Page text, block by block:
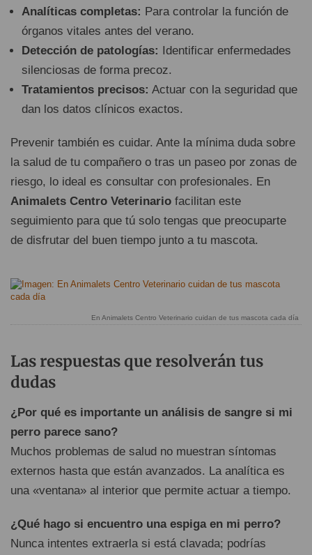
Analíticas completas: Para controlar la función de
órganos vitales antes del verano.
Detección de patologías: Identificar enfermedades
silenciosas de forma precoz.
Tratamientos precisos: Actuar con la seguridad que
dan los datos clínicos exactos.
Prevenir también es cuidar. Ante la mínima duda sobre
la salud de tu compañero o tras un paseo por zonas de
riesgo, lo ideal es consultar con profesionales. En
Animalets Centro Veterinario facilitan este
seguimiento para que tú solo tengas que preocuparte
de disfrutar del buen tiempo junto a tu mascota.
En Animalets Centro Veterinario cuidan de tus mascota cada día
Las respuestas que resolverán tus
dudas
¿Por qué es importante un análisis de sangre si mi
perro parece sano?
Muchos problemas de salud no muestran síntomas
externos hasta que están avanzados. La analítica es
una «ventana» al interior que permite actuar a tiempo.
¿Qué hago si encuentro una espiga en mi perro?
Nunca intentes extraerla si está clavada; podrías